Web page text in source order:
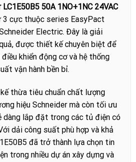
50A 1NO+1NC 24VAC
3 cực thuộc series EasyPact
Electric. Đây là giải
được thiết kế chuyên biệt để
khiển động cơ và hệ thống
vận hành bền bỉ.
thừa tiêu chuẩn chất lượng
hiệu Schneider mà còn tối ưu
dàng lắp đặt trong các tủ điện có
dải công suất phù hợp và khả
đã trở thành lựa chọn tin
trong nhiều dự án xây dựng và